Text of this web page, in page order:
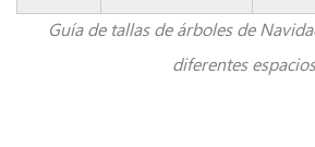
Guía de tallas de árboles de
diferentes espacios